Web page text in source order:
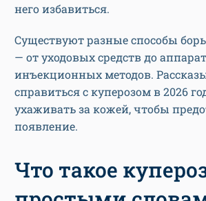
него избавиться.
Существуют разные способы
— от уходовых средств до
инъекционных методов.
справиться с куперозом в 2026
ухаживать за кожей, чтобы
появление.
Что такое